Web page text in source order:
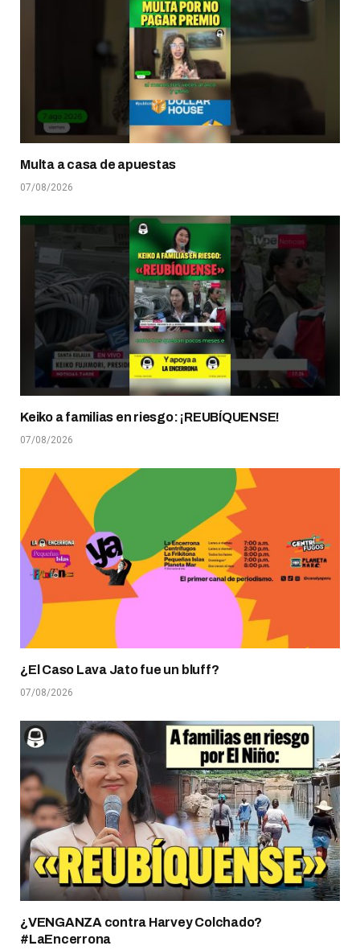
Multa a casa de apuestas
07/08/2026
Keiko a familias en riesgo: ¡REUBÍQUENSE!
07/08/2026
¿El Caso Lava Jato fue un bluff?
07/08/2026
¿VENGANZA contra Harvey Colchado?
#LaEncerrona